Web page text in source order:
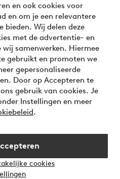
en ook cookies voor
en om je een relevantere
bieden. Wij delen deze
met de advertentie- en
samenwerken. Hiermee
gebruikt en promoten we
gepersonaliseerde
Door op Accepteren te
gebruik van cookies. Je
Instellingen en meer
.
cookies
betalen of opsplitsen
onze betaalopties?